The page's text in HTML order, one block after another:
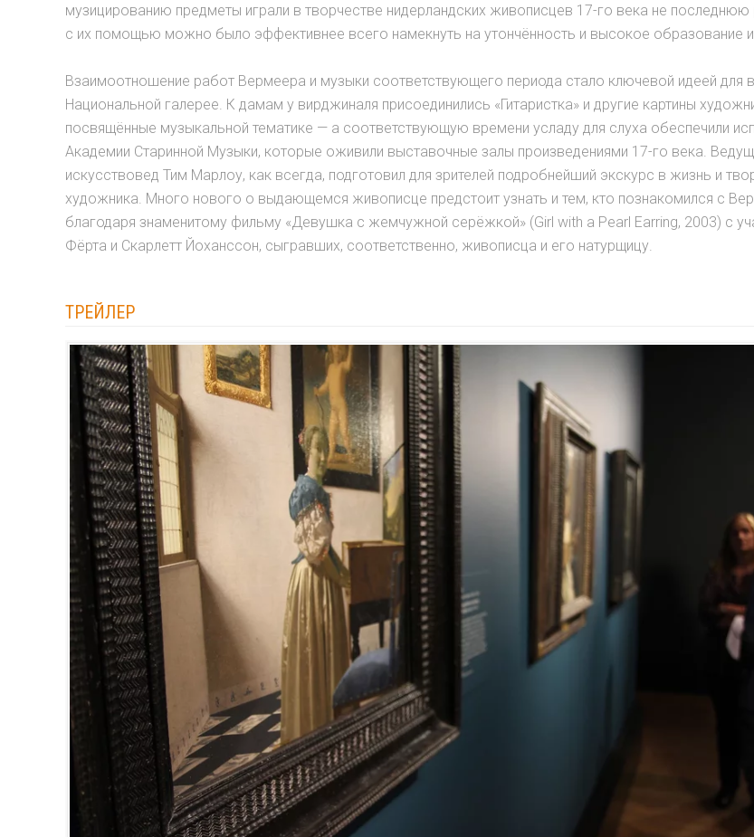
музицированию предметы играли в творчестве нидерландских живописцев 17-го века не последнюю
с их помощью можно было эффективнее всего намекнуть на утончённость и высокое образование
Взаимоотношение работ Вермеера и музыки соответствующего периода стало ключевой идеей для
Национальной галерее. К дамам у вирджиналя присоединились «Гитаристка» и другие картины
посвящённые музыкальной тематике — а соответствующую времени усладу для слуха обеспечили
Академии Старинной Музыки, которые оживили выставочные залы произведениями 17-го века.
искусствовед Тим Марлоу, как всегда, подготовил для зрителей подробнейший экскурс в жизнь и
художника. Много нового о выдающемся живописце предстоит узнать и тем, кто познакомился с
благодаря знаменитому фильму «Девушка с жемчужной серёжкой» (Girl with a Pearl Earring, 2003) с
Фёрта и Скарлетт Йоханссон, сыгравших, соответственно, живописца и его натурщицу.
ТРЕЙЛЕР